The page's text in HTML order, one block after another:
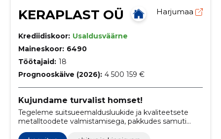
KERAPLAST OÜ Harjumaa
Krediidiskoor: Usaldusväärne
Maineskoor: 6490
Töötajaid: 18
Prognooskäive (2026): 4 500 159 €
Kujundame turvalist homset!
Tegeleme suitsueemaldusluukide ja kvaliteetsete
metalltoodete valmistamisega, pakkudes samuti
katusekupleid, lintaknaid ning valgust läbilaskvaid